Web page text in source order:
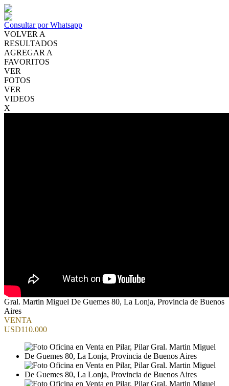
Consultar por Whatsapp
VOLVER A
RESULTADOS
AGREGAR A
FAVORITOS
VER
FOTOS
VER
VIDEOS
X
Gral. Martin Miguel De Guemes 80, La Lonja, Provincia de Buenos
Aires
VENTA
USD110.000